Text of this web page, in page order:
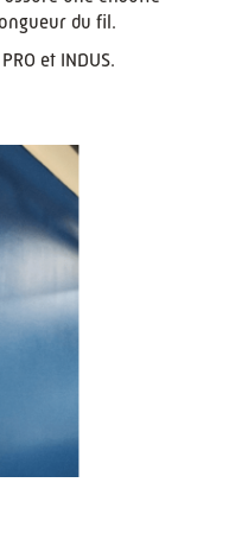
du fil.
et INDUS.